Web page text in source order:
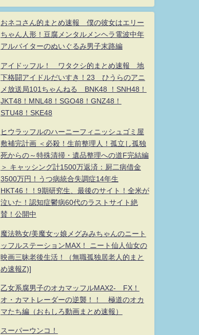
おネコさん的まとめ速報 僕の彼女はエリー
ちゃん人形！豆腐メンタルメンヘラ電波中年
アルバイターのぬいぐるみ男子末路編
アイドッフル！ ワタクシ的まとめ速報 地
下格闘アイドルだいすき！23 ひうらのアニ
メ放送局101ちゃんねる BNK48 ！SNH48！
JKT48！MNL48！SGO48！GNZ48！
STU48！SKE48
ヒウラッフルのハーニーフィニッシュゴミ屋
敷補完計画 ＜必殺！生前整理人！孤立し孤独
死からの～特殊清掃・遺品整理への道F完結編
＞ キャッシング計1500万返済：厨二病借金
3500万円！うつ病統合失調症14年生
HKT46！！9期研究生、最後のサイト！全米が
泣いた！認知症鬱病60代のラストサイト絶
賛！公開中
魔法熟女/美魔女ッ娘メグみみちゃんのニート
ッフルステーションMAX！ ニート仙人仙女の
映画三昧老後生活！（無職孤独居老人的まと
め速報Z)]
乙女系腐男子のオカマッフルMAX2- FX！
オ・カマトレーダーの逆襲！！ 極道のオカ
マたち編（おもしろ動画まとめ速報）
スーパーウンコ！